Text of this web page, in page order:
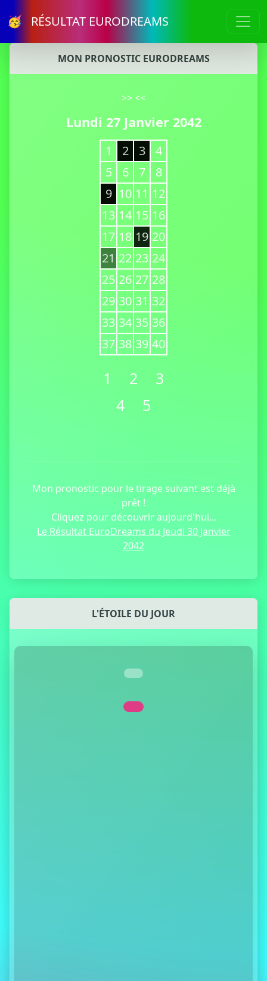
🥳 RÉSULTAT EURODREAMS
MON PRONOSTIC EURODREAMS
>> <<
Lundi 27 Janvier 2042
1 2 3
4
5
6 7
8
9 10 11 12
13 14 15 16
17 18 19 20
21 22 23 24
25 26 27 28
29 30 31 32
33 34 35 36
37 38 39 40
1 2
3
4
5
Mon pronostic pour le tirage suivant est déjà
prêt !
Cliquez pour découvrir aujourd'hui...
Le Résultat EuroDreams du Jeudi 30 Janvier
2042
L'ÉTOILE DU JOUR